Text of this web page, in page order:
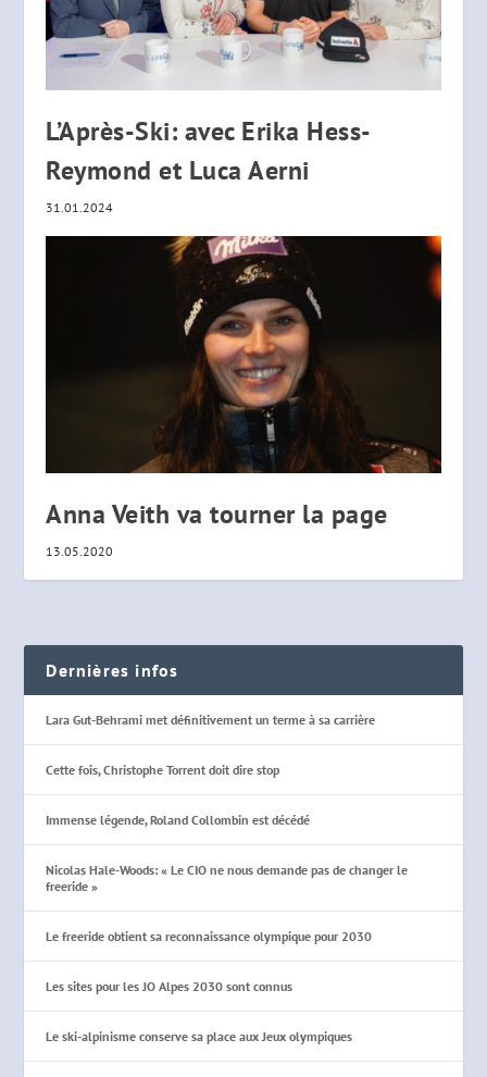
L’Après-Ski: avec Erika Hess-
Reymond et Luca Aerni
31.01.2024
Anna Veith va tourner la page
13.05.2020
Dernières infos
Lara Gut-Behrami met définitivement un terme à sa carrière
Cette fois, Christophe Torrent doit dire stop
Immense légende, Roland Collombin est décédé
Nicolas Hale-Woods: « Le CIO ne nous demande pas de changer le
freeride »
Le freeride obtient sa reconnaissance olympique pour 2030
Les sites pour les JO Alpes 2030 sont connus
Le ski-alpinisme conserve sa place aux Jeux olympiques